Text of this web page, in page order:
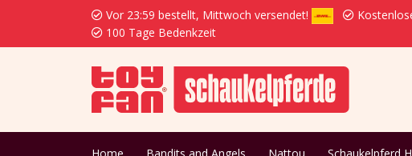
Vor 23:59 bestellt, Mittwoch versendet!
100 Tage Bedenkzeit